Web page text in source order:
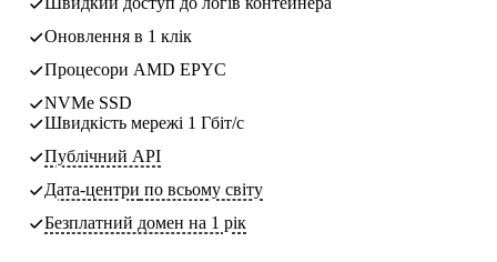
Оновлення в 1 клік
Процесори AMD EPYC
NVMe SSD
Швидкість мережі 1 Гбіт/с
Публічний API
Дата-центри по всьому світу
Безплатний домен на 1 рік